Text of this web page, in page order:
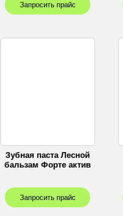
Запросить прайс
Зубная паста Лесной
бальзам Форте актив
Запросить прайс